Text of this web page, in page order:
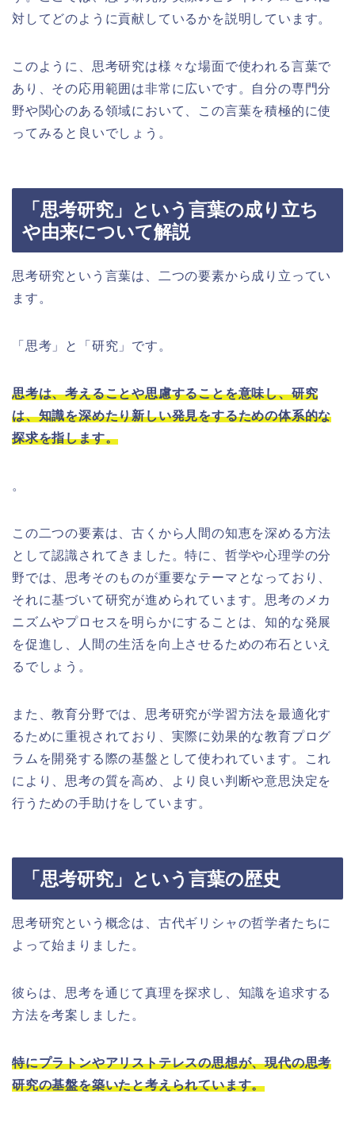
対してどのように貢献しているかを説明しています。
このように、思考研究は様々な場面で使われる言葉で
あり、その応用範囲は非常に広いです。自分の専門分
野や関心のある領域において、この言葉を積極的に使
ってみると良いでしょう。
「思考研究」という言葉の成り立ち
や由来について解説
思考研究という言葉は、二つの要素から成り立ってい
ます。
「思考」と「研究」です。
思考は、考えることや思慮することを意味し、研究
は、知識を深めたり新しい発見をするための体系的な
探求を指します。
。
この二つの要素は、古くから人間の知恵を深める方法
として認識されてきました。特に、哲学や心理学の分
野では、思考そのものが重要なテーマとなっており、
それに基づいて研究が進められています。思考のメカ
ニズムやプロセスを明らかにすることは、知的な発展
を促進し、人間の生活を向上させるための布石といえ
るでしょう。
また、教育分野では、思考研究が学習方法を最適化す
るために重視されており、実際に効果的な教育プログ
ラムを開発する際の基盤として使われています。これ
により、思考の質を高め、より良い判断や意思決定を
行うための手助けをしています。
「思考研究」という言葉の歴史
思考研究という概念は、古代ギリシャの哲学者たちに
よって始まりました。
彼らは、思考を通じて真理を探求し、知識を追求する
方法を考案しました。
特にプラトンやアリストテレスの思想が、現代の思考
研究の基盤を築いたと考えられています。